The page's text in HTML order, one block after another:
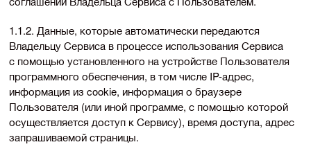
1.1.2. Данные, которые автоматически передаются
Владельцу Сервиса в процессе использования Сервиса
с помощью установленного на устройстве Пользователя
программного обеспечения, в том числе IP-адрес,
информация из cookie, информация о браузере
Пользователя (или иной программе, с помощью которой
осуществляется доступ к Сервису), время доступа, адрес
запрашиваемой страницы.